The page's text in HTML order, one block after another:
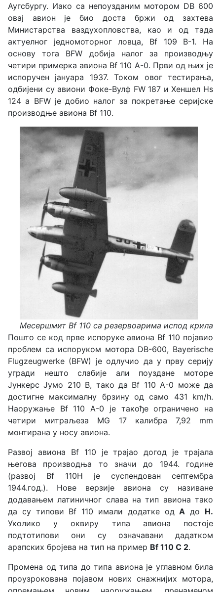
Аугсбургу. Иако са непоузданим мотором DB 600
овај авион је био доста бржи од захтева
Министарства ваздухопловства, као и од тада
актуелног једномоторног ловца, Bf 109 B-1. На
основу тога BFW добија налог за производњу
четири примерка авиона Bf 110 А-0. Први од њих је
испоручен јануара 1937. Током овог тестирања,
одбијени су авиони Фоке-Вулф FW 187 и Хеншел Hs
124 а BFW је добио налог за покретање серијске
производње авиона Bf 110.
Месершмит Bf 110 са резервоарима испод крила
Пошто се код прве испоруке авиона Bf 110 појавио
проблем са испоруком мотора DB-600, Bayerische
Flugzeugwerke (BFW) је одлучио да у прву серију
угради нешто слабије али поуздане моторе
Јункерс Јумо 210 B, тако да Bf 110 A-0 може да
достигне максималну брзину од само 431 km/h.
Наоружање Bf 110 A-0 је такође ограничено на
четири митраљеза MG 17 калибра 7,92 mm
монтирана у носу авиона.
Развој авиона Bf 110 је трајао догод је трајала
његова производња то значи до 1944. године
(развој Bf 110Н је суспендован септембра
1944.год.). Нове верзије авиона су називане
додавањем латиничног слава на тип авиона тако
да су типови Bf 110 имали додатке одА до Н.
Уколико у оквиру типа авиона постоје
подтотипови они су означавани дадатком
арапских бројева на тип на пример Bf 110 С 2.
Промена од типа до типа авиона је углавном била
проузрокована појавом нових снажнијих мотора,